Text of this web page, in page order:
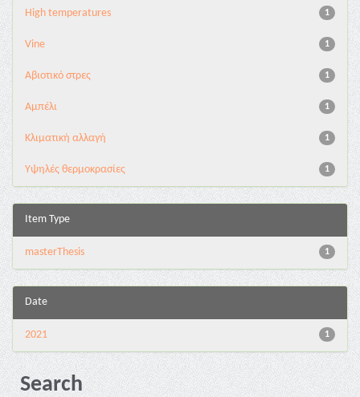
1
High temperatures
1
Vine
1
Αβιοτικό στρες
1
Αμπέλι
1
Κλιματική αλλαγή
1
Υψηλές θερμοκρασίες
Item Type
1
masterThesis
Date
1
2021
Search